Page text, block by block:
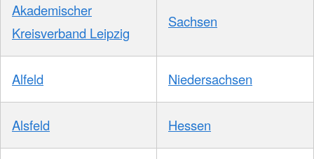
Akademischer
Kreisverband Leipzig
Sachsen
Alfeld Niedersachsen
Alsfeld Hessen